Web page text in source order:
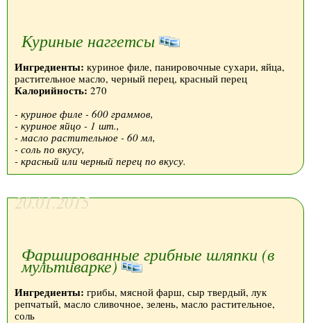
Куриные наггетсы
Ингредиенты: куриное филе, панировочные сухари, яйца,
растительное масло, черный перец, красный перец
Калорийность: 270
- куриное филе - 600 граммов,
- куриное яйцо - 1 шт.,
- масло растительное - 60 мл,
- соль по вкусу,
- красный или черный перец по вкусу.
20.01.2015
Фаршированные грибные шляпки (в
мультиварке)
Ингредиенты: грибы, мясной фарш, сыр твердый, лук
репчатый, масло сливочное, зелень, масло растительное,
соль